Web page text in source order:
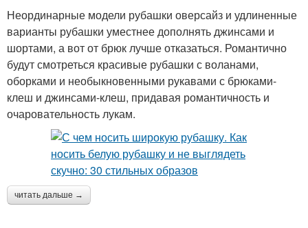
Неординарные модели рубашки оверсайз и удлиненные
варианты рубашки уместнее дополнять джинсами и
шортами, а вот от брюк лучше отказаться. Романтично
будут смотреться красивые рубашки с воланами,
оборками и необыкновенными рукавами с брюками-
клеш и джинсами-клеш, придавая романтичность и
очаровательность лукам.
читать дальше →